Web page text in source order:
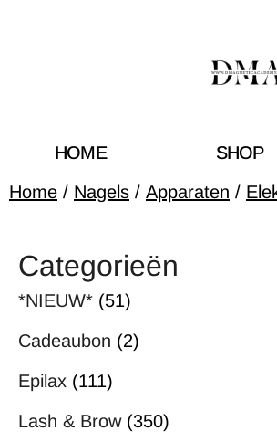
HOME SHOP
Home / Nagels / Apparaten /
Categorieën
*NIEUW* (51)
Cadeaubon (2)
Epilax (111)
Lash & Brow (350)